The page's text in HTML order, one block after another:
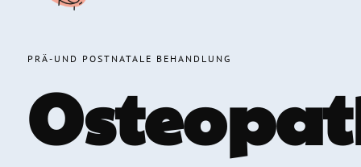
PRÄ-UND POSTNATALE BEHANDLUNG